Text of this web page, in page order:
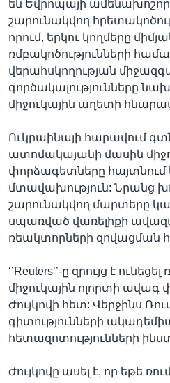
են Եվրոպայի
շարունակվող
որում, երկու կողմերը
ռմբակոծությունների
վերահսկողության
գործակալությունները
միջուկային աղետի
Ուկրաինայի հարավում
ատոմակայանի մասին
փորձագետները հայտնում
մտավախություն: Նրանց
շարունակվող մարտերը
սպառված վառելիքի
ռեակտորների զովացման
‘’Reuters’’-ը զրույց է
միջուկային ոլորտի ավագ
Ժույկովի հետ: Վերջինս
գիտությունների
հետազոտությունների
Ժույկովը ասել է, որ եթե